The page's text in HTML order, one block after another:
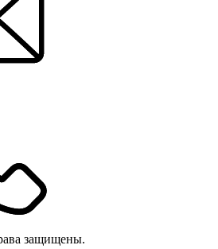
защищены.